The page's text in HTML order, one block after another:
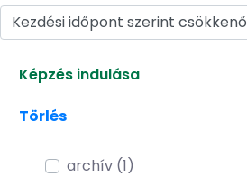
Kezdési időpont szerint csökkenő
Képzés indulása
Törlés
archív (1)